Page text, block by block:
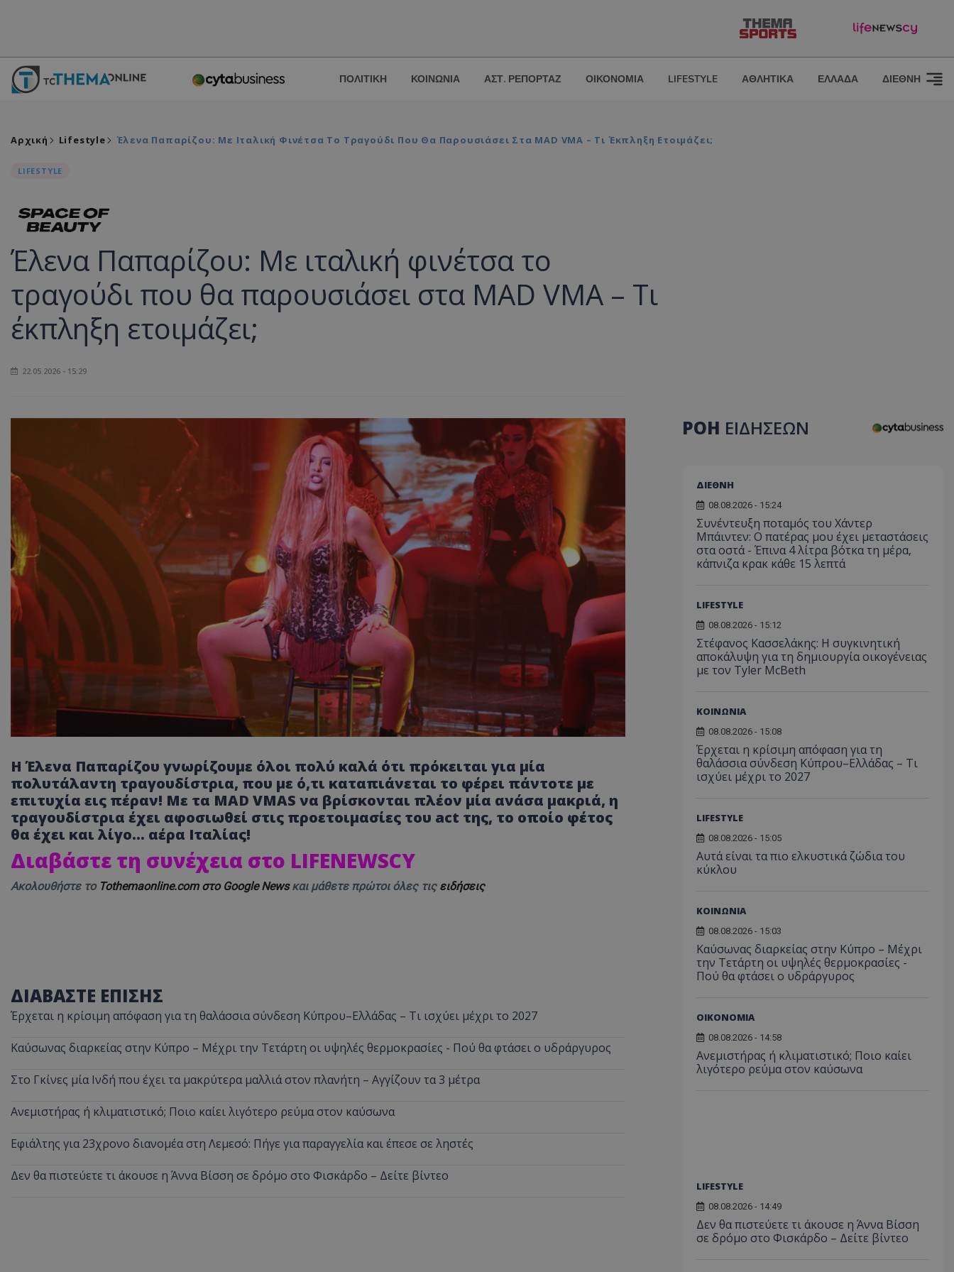
ΠΟΛΙΤΙΚΗ ΚΟΙΝΩΝΙΑ ΑΣΤ. ΡΕΠΟΡΤΑΖ ΟΙΚΟΝΟΜΙΑ LIFESTYLE ΑΘΛΗΤΙΚΑ ΕΛΛΑΔΑ ΔΙΕΘΝΗ
Αρχική Lifestyle Έλενα Παπαρίζου: Με Ιταλική Φινέτσα Το Τραγούδι Που Θα Παρουσιάσει Στα MAD VMA – Τι Έκπληξη Ετοιμάζει;
LIFESTYLE
Έλενα Παπαρίζου: Με ιταλική φινέτσα το
τραγούδι που θα παρουσιάσει στα MAD VMA – Τι
έκπληξη ετοιμάζει;
22.05.2026 - 15:29
Η Έλενα Παπαρίζου γνωρίζουμε όλοι πολύ καλά ότι πρόκειται για μία
πολυτάλαντη τραγουδίστρια, που με ό,τι καταπιάνεται το φέρει πάντοτε με
επιτυχία εις πέραν! Με τα MAD VMAS να βρίσκονται πλέον μία ανάσα μακριά, η
τραγουδίστρια έχει αφοσιωθεί στις προετοιμασίες του act της, το οποίο φέτος
θα έχει και λίγο… αέρα Ιταλίας!
Διαβάστε τη συνέχεια στο LIFENEWSCY
Ακολουθήστε το Tothemaonline.com στο Google Newsκαι μάθετε πρώτοι όλες τις ειδήσεις
ΔΙΑΒΑΣΤΕ ΕΠΙΣΗΣ
Έρχεται η κρίσιμη απόφαση για τη θαλάσσια σύνδεση Κύπρου–Ελλάδας – Τι ισχύει μέχρι το 2027
Καύσωνας διαρκείας στην Κύπρο – Μέχρι την Τετάρτη οι υψηλές θερμοκρασίες - Πού θα φτάσει ο υδράργυρος
Στο Γκίνες μία Ινδή που έχει τα μακρύτερα μαλλιά στον πλανήτη – Αγγίζουν τα 3 μέτρα
Ανεμιστήρας ή κλιματιστικό; Ποιο καίει λιγότερο ρεύμα στον καύσωνα
Εφιάλτης για 23χρονο διανομέα στη Λεμεσό: Πήγε για παραγγελία και έπεσε σε ληστές
Δεν θα πιστεύετε τι άκουσε η Άννα Βίσση σε δρόμο στο Φισκάρδο – Δείτε βίντεο
ΡΟΗ ΕΙΔΗΣΕΩΝ
ΔΙΕΘΝΗ
08.08.2026 - 15:24
Συνέντευξη ποταμός του Χάντερ
Μπάιντεν: Ο πατέρας μου έχει μεταστάσεις
στα οστά - Έπινα 4 λίτρα βότκα τη μέρα,
κάπνιζα κρακ κάθε 15 λεπτά
LIFESTYLE
08.08.2026 - 15:12
Στέφανος Κασσελάκης: Η συγκινητική
αποκάλυψη για τη δηµιουργία οικογένειας
με τον Tyler McBeth
ΚΟΙΝΩΝΙΑ
08.08.2026 - 15:08
Έρχεται η κρίσιμη απόφαση για τη
θαλάσσια σύνδεση Κύπρου–Ελλάδας – Τι
ισχύει μέχρι το 2027
LIFESTYLE
08.08.2026 - 15:05
Αυτά είναι τα πιο ελκυστικά ζώδια του
κύκλου
ΚΟΙΝΩΝΙΑ
08.08.2026 - 15:03
Καύσωνας διαρκείας στην Κύπρο – Μέχρι
την Τετάρτη οι υψηλές θερμοκρασίες -
Πού θα φτάσει ο υδράργυρος
ΟΙΚΟΝΟΜΙΑ
08.08.2026 - 14:58
Ανεμιστήρας ή κλιματιστικό; Ποιο καίει
λιγότερο ρεύμα στον καύσωνα
LIFESTYLE
08.08.2026 - 14:49
Δεν θα πιστεύετε τι άκουσε η Άννα Βίσση
σε δρόμο στο Φισκάρδο – Δείτε βίντεο